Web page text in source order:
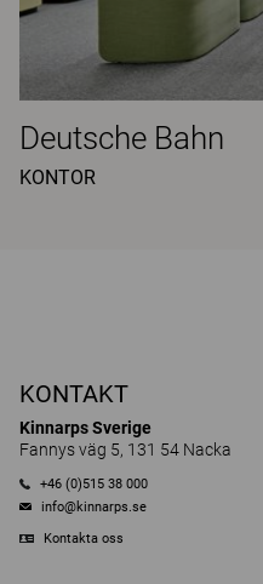
Deutsche Bahn
KONTOR
KONTAKT
Kinnarps Sverige
Fannys väg 5, 131 54 Nacka
+46 (0)515 38 000
info@kinnarps.se
Kontakta oss